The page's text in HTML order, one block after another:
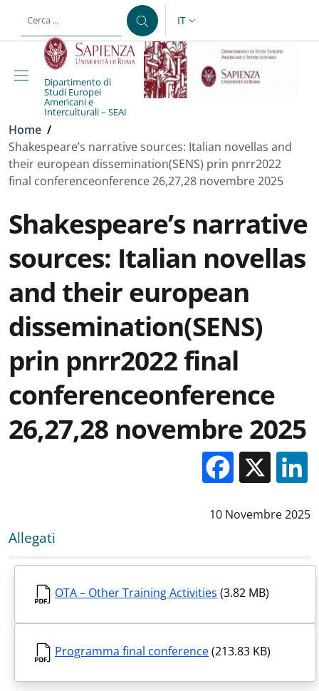
al contenuto principale
SELETTORE LINGUA:
IT
Dipartimento di
Studi Europei
Americani e
Interculturali – SEAI
Briciole di pane
Home /
Shakespeare’s narrative sources: Italian novellas and
their european dissemination(SENS) prin pnrr2022
final conferenceonference 26,27,28 novembre 2025
Shakespeare’s narrative
sources: Italian novellas
and their european
dissemination(SENS)
prin pnrr2022 final
conferenceonference
26,27,28 novembre 2025
X
Data notizia:
10 Novembre 2025
Allegati
OTA – Other Training Activities (3.82 MB)
Programma final conference(213.83 KB)